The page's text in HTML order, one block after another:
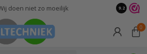
doen niet zo moeilijk 9.2
0